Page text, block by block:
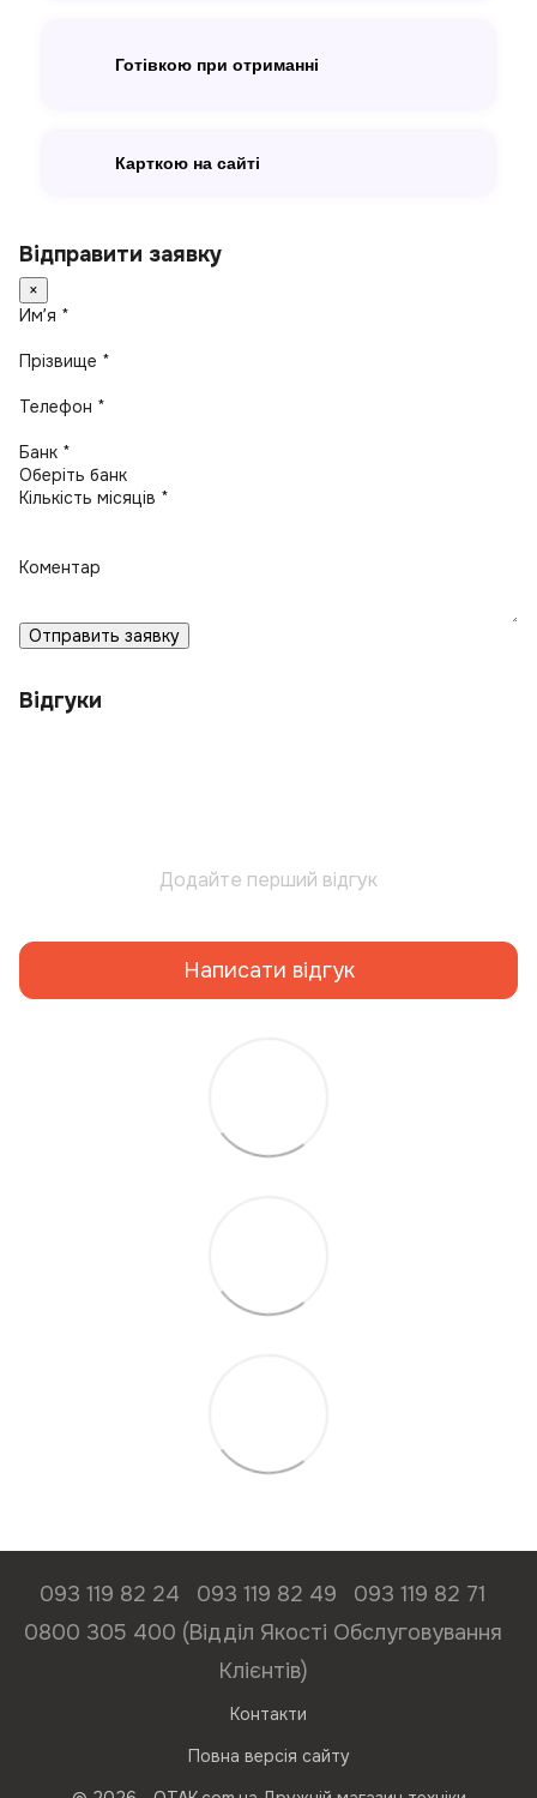
Готівкою при отриманні
Карткою на сайті
Відправити заявку
×
Имʼя *
Прізвище *
Телефон *
Банк *
Кількість місяців *
Коментар
Отправить заявку
Відгуки
Додайте перший відгук
Написати відгук
093 119 82 24 093 119 82 49
093 119 82 71
0800 305 400 (Відділ Якості Обслуговування
Клієнтів)
Контакти
Повна версія сайту